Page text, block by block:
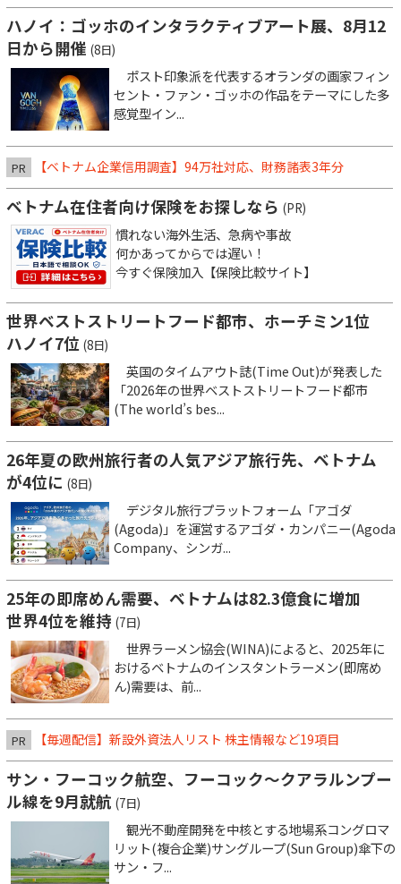
ハノイ：ゴッホのインタラクティブアート展、8月12
日から開催 (8日)
ポスト印象派を代表するオランダの画家フィン
セント・ファン・ゴッホの作品をテーマにした多
感覚型イン...
PR 【ベトナム企業信用調査】94万社対応、財務諸表3年分
ベトナム在住者向け保険をお探しなら (PR)
慣れない海外生活、急病や事故
何かあってからでは遅い！
今すぐ保険加入【保険比較サイト】
世界ベストストリートフード都市、ホーチミン1位
ハノイ7位 (8日)
英国のタイムアウト誌(Time Out)が発表した
「2026年の世界ベストストリートフード都市
(The world’s bes...
26年夏の欧州旅行者の人気アジア旅行先、ベトナム
が4位に (8日)
デジタル旅行プラットフォーム「アゴダ
(Agoda)」を運営するアゴダ・カンパニー(Agoda
Company、シンガ...
25年の即席めん需要、ベトナムは82.3億食に増加
世界4位を維持 (7日)
世界ラーメン協会(WINA)によると、2025年に
おけるベトナムのインスタントラーメン(即席め
ん)需要は、前...
PR 【毎週配信】新設外資法人リスト 株主情報など19項目
サン・フーコック航空、フーコック～クアラルンプー
ル線を9月就航 (7日)
観光不動産開発を中核とする地場系コングロマ
リット(複合企業)サングループ(Sun Group)傘下の
サン・フ...